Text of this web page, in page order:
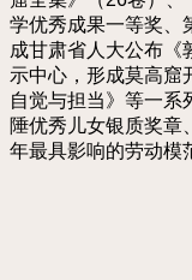
学优秀成果一等奖、
成甘肃省人大公布《
示中心，形成莫高
自觉与担当》等一系
陲优秀儿女银质奖
年最具影响的劳动模